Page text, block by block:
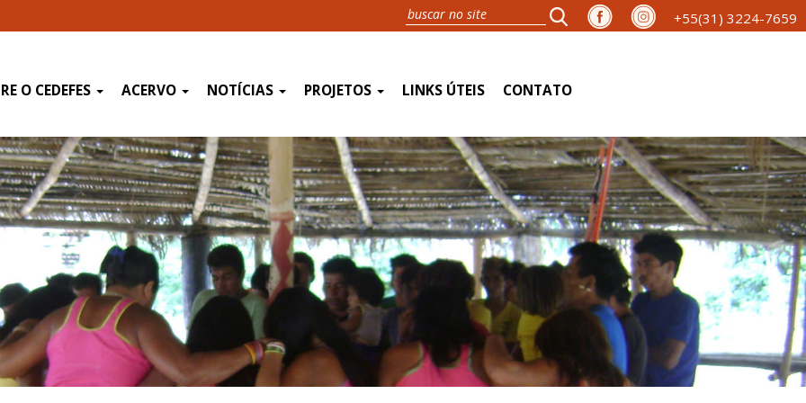
+55(31) 3224-7659
O CEDEFES ACERVO NOTÍCIAS PROJETOS LINKS ÚTEIS CONTATO